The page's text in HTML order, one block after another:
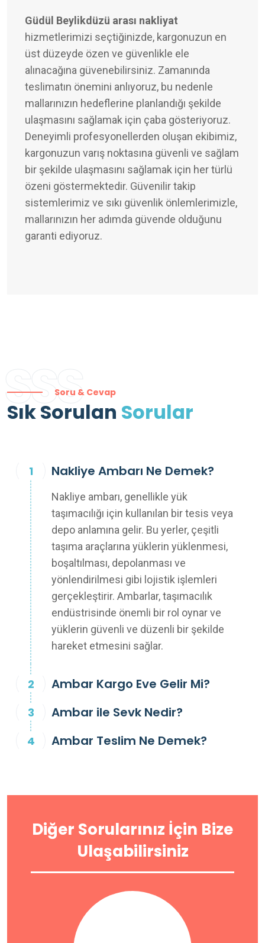
Güdül Beylikdüzü arası nakliyat
hizmetlerimizi seçtiğinizde, kargonuzun en
üst düzeyde özen ve güvenlikle ele
alınacağına güvenebilirsiniz. Zamanında
teslimatın önemini anlıyoruz, bu nedenle
mallarınızın hedeflerine planlandığı şekilde
ulaşmasını sağlamak için çaba gösteriyoruz.
Deneyimli profesyonellerden oluşan ekibimiz,
kargonuzun varış noktasına güvenli ve sağlam
bir şekilde ulaşmasını sağlamak için her türlü
özeni göstermektedir. Güvenilir takip
sistemlerimiz ve sıkı güvenlik önlemlerimizle,
mallarınızın her adımda güvende olduğunu
garanti ediyoruz.
SSSSoru & Cevap
Sık Sorulan Sorular
Nakliye Ambarı Ne Demek?
Nakliye ambarı, genellikle yük
taşımacılığı için kullanılan bir tesis veya
depo anlamına gelir. Bu yerler, çeşitli
taşıma araçlarına yüklerin yüklenmesi,
boşaltılması, depolanması ve
yönlendirilmesi gibi lojistik işlemleri
gerçekleştirir. Ambarlar, taşımacılık
endüstrisinde önemli bir rol oynar ve
yüklerin güvenli ve düzenli bir şekilde
hareket etmesini sağlar.
Ambar Kargo Eve Gelir Mi?
Ambar ile Sevk Nedir?
Ambar Teslim Ne Demek?
Diğer Sorularınız İçin Bize
Ulaşabilirsiniz